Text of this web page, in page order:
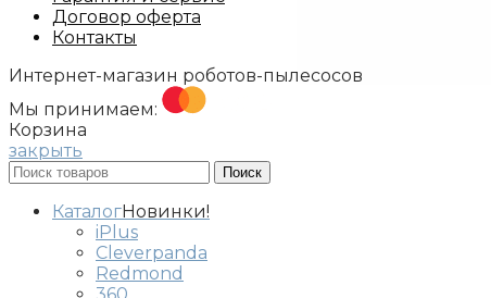
Договор оферта
Контакты
Интернет-магазин роботов-пылесосов
Мы принимаем:
Корзина
закрыть
Поиск
КаталогНовинки!
iPlus
Cleverpanda
Redmond
360